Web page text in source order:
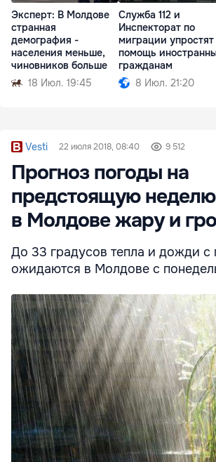
Эксперт: В Молдове
странная
демография -
населения меньше,
чиновников больше
18 Июл. 19:45
Служба 112 и
Инспекторат по
миграции упростят
помощь
гражданам
8 Июл. 21:20
Vesti 22 июля 2018, 08:40 9 512
Прогноз погоды на
предстоящую
в Молдове жару и
До 33 градусов тепла и дожди с
ожидаются в Молдове с